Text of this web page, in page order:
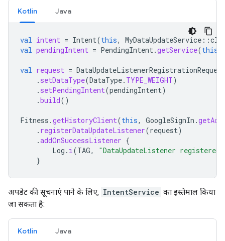
Kotlin Java
val intent = Intent(this, MyDataUpdateService ::
val pendingIntent = PendingIntent.getService(this
val request = DataUpdateListenerRegistrationRequest
. setDataType(DataType. TYPE_WEIGHT)
. setPendingIntent(pendingIntent)
.build()
Fitness .getHistoryClient(this, GoogleSignIn .
. registerDataUpdateListener(request)
.addOnSuccessListener {
Log . i(TAG, "DataUpdateListener registered"
}
अपडेट की सूचनाएं पाने के लिए, IntentService का इस्तेमाल किया
जा सकता है:
Kotlin Java